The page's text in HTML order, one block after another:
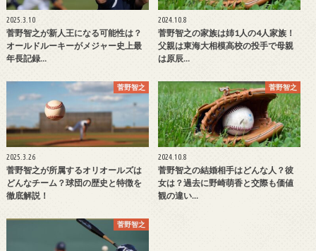
2025.3.10
菅野智之が新人王になる可能性は？
オールドルーキーがメジャー史上最
年長記録…
2024.10.8
菅野智之の家族は姉1人の4人家族！
父親は東海大相模高校の投手で母親
は原辰…
菅野智之
2025.3.26
菅野智之が所属するオリオールズは
どんなチーム？球団の歴史と特徴を
徹底解説！
菅野智之
2024.10.8
菅野智之の結婚相手はどんな人？彼
女は？過去に野崎萌香と交際も価値
観の違い…
菅野智之